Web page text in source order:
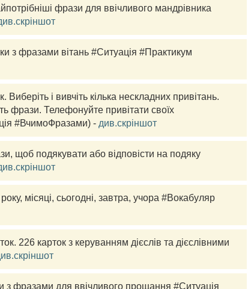
фрази для ввічливого мандрівника
з фразами вітань #Ситуація #Практикум
Виберіть і вивчіть кілька нескладних привітань.
фрази. Телефонуйте привітати своїх
#ВчимоФразами) - див.скріншот
щоб подякувати або відповісти на подяку
місяці, сьогодні, завтра, учора #Вокабуляр
226 карток з керуванням дієслів та дієслівними
з фразами для ввічливого прощання #Ситуація